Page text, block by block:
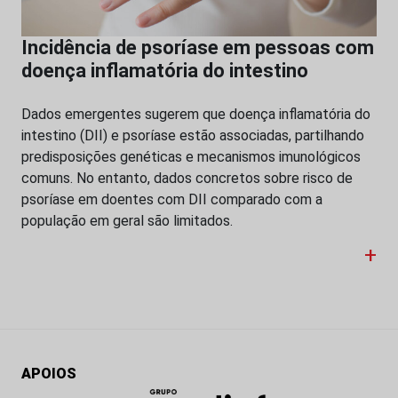
Incidência de psoríase em pessoas com
doença inflamatória do intestino
Dados emergentes sugerem que doença inflamatória do
intestino (DII) e psoríase estão associadas, partilhando
predisposições genéticas e mecanismos imunológicos
comuns. No entanto, dados concretos sobre risco de
psoríase em doentes com DII comparado com a
população em geral são limitados.
+
APOIOS